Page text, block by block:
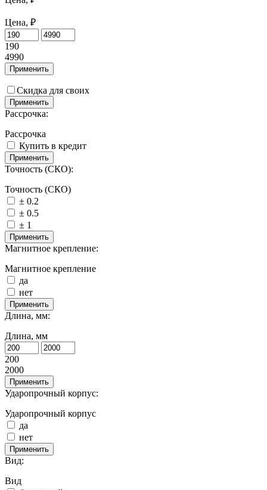
Цена, ₽
190
4990
Применить
Скидка для своих
Применить
Рассрочка:
Рассрочка
Купить в кредит
Применить
Точность (СКО):
Точность (СКО)
± 0.2
± 0.5
± 1
Применить
Магнитное крепление:
Магнитное крепление
да
нет
Применить
Длина, мм:
Длина, мм
200
2000
Применить
Ударопрочный корпус:
Ударопрочный корпус
да
нет
Применить
Вид:
Вид